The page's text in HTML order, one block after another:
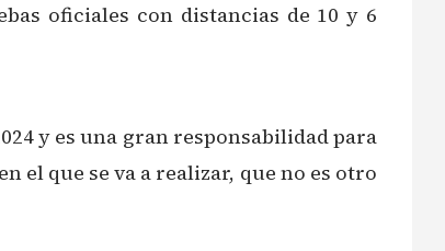
oficiales con distancias de 10 y 6
y es una gran responsabilidad para
el que se va a realizar, que no es otro